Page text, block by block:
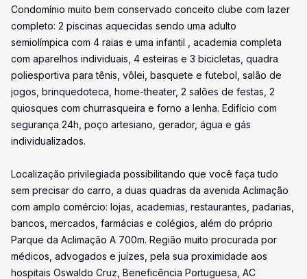
Condomínio muito bem conservado conceito clube com lazer
completo: 2 piscinas aquecidas sendo uma adulto
semiolímpica com 4 raias e uma infantil , academia completa
com aparelhos individuais, 4 esteiras e 3 bicicletas, quadra
poliesportiva para tênis, vôlei, basquete e futebol, salão de
jogos, brinquedoteca, home-theater, 2 salões de festas, 2
quiosques com churrasqueira e forno a lenha. Edifício com
segurança 24h, poço artesiano, gerador, água e gás
individualizados.
Localização privilegiada possibilitando que você faça tudo
sem precisar do carro, a duas quadras da avenida Aclimação
com amplo comércio: lojas, academias, restaurantes, padarias,
bancos, mercados, farmácias e colégios, além do próprio
Parque da Aclimação A 700m. Região muito procurada por
médicos, advogados e juízes, pela sua proximidade aos
hospitais Oswaldo Cruz, Beneficência Portuguesa, AC